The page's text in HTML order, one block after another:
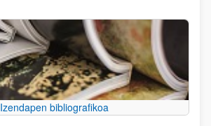
Izendapen bibliografikoa